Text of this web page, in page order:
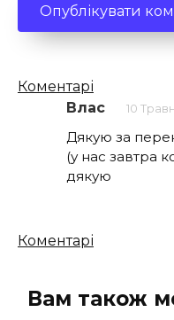
Кількість
коментарів
Коментарі
Влас
10
Дякую за
(у нас завтра
дякую
Кількість
Коментарі
Вам також